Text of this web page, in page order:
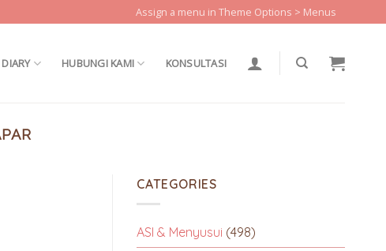
Assign a menu in Theme Options > Menus
HUBUNGI KAMI KONSULTASI
CATEGORIES
ASI & Menyusui (498)